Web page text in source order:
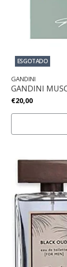
ESGOTADO
GANDINI
GANDINI
€20,00